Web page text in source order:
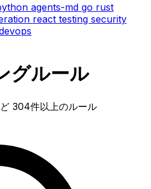
agents-md go rust
react testing security
グルール
304件以上のルール